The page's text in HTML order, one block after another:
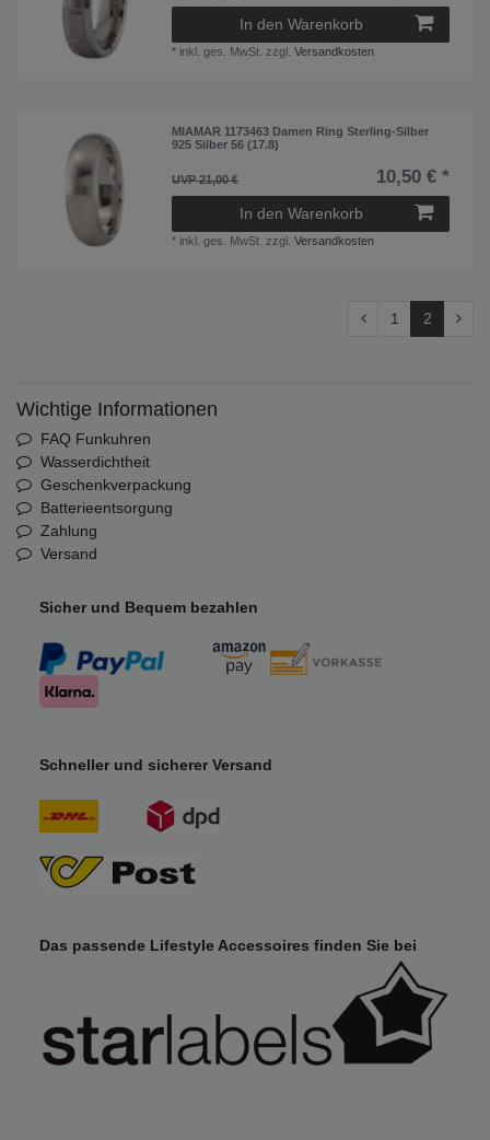
In den Warenkorb
* inkl. ges. MwSt. zzgl.Versandkosten
MIAMAR 1173463 Damen Ring Sterling-Silber
925 Silber 56 (17.8)
UVP 21,00 € 10,50 € *
In den Warenkorb
* inkl. ges. MwSt. zzgl.Versandkosten
1 2
Wichtige Informationen
FAQ Funkuhren
Wasserdichtheit
Geschenkverpackung
Batterieentsorgung
Zahlung
Versand
Sicher und Bequem bezahlen
Schneller und sicherer Versand
Das passende Lifestyle Accessoires finden Sie bei